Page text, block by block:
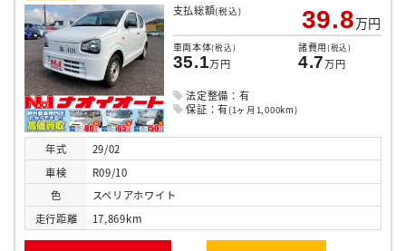
支払総額(税込) 39.8万円
車両本体(税込)
35.1万円
諸費用(税込)
4.7万円
法定整備：有
保証：有(1ヶ月1,000km)
年式
29/02
車検
R09/10
色
スペリアホワイト
走行距離 17,869km